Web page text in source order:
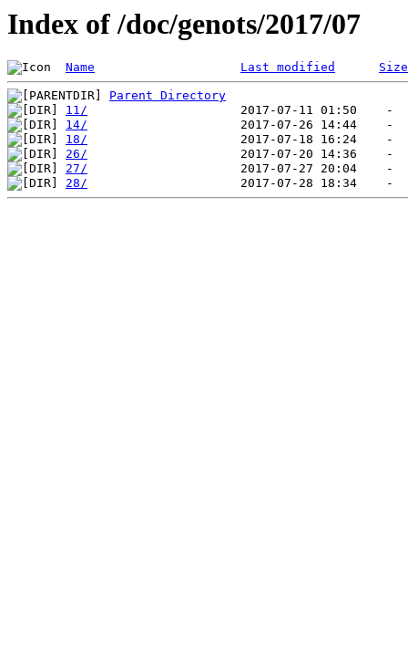
Index of /doc/genots/2017/07
Name Last modified Size
Parent Directory
11/
14/
18/
26/
27/
28/